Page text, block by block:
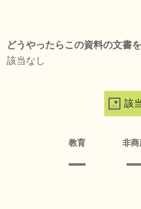
どうやったらこの資料の文書
該当なし
該
教育 非商